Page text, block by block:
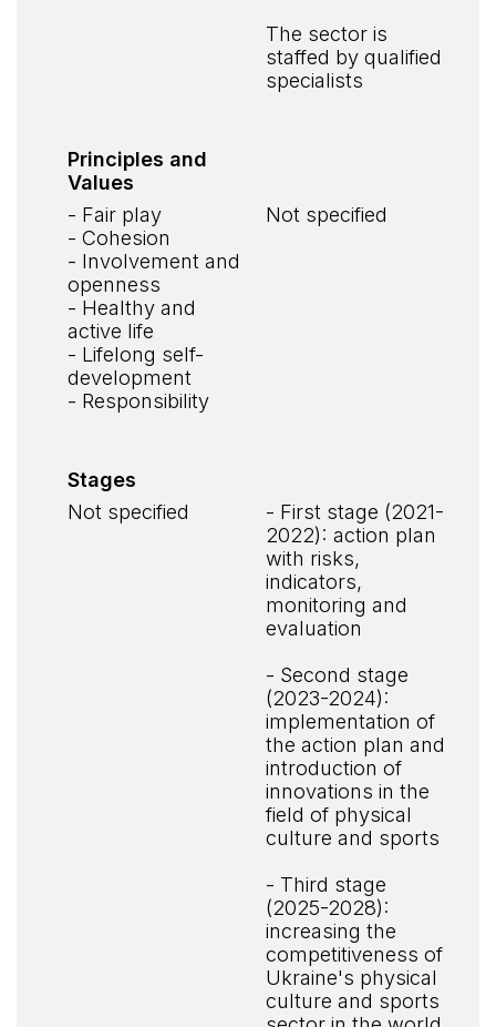
The sector is
staffed by qualified
specialists
Principles and
Values
- Fair play
- Cohesion
- Involvement and
openness
- Healthy and
active life
- Lifelong self-
development
- Responsibility
Not specified
Stages
Not specified
- First stage (2021-
2022): action plan
with risks,
indicators,
monitoring and
evaluation
- Second stage
(2023-2024):
implementation of
the action plan and
introduction of
innovations in the
field of physical
culture and sports
- Third stage
(2025-2028):
increasing the
competitiveness of
Ukraine's physical
culture and sports